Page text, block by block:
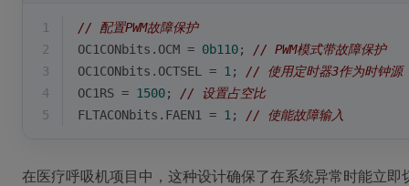
1
// 配置PWM故障保护
2
OC1CONbits.OCM = 0b110; // PWM模式带故障保护
3
OC1CONbits.OCTSEL = 1 ; // 使用定时器3作为时钟源
4
OC1RS = 1500; // 设置占空比
5
FLTACONbits.FAEN1 = 1 ; // 使能故障输入
在医疗呼吸机项目中，这种设计确保了在系统异常时能立